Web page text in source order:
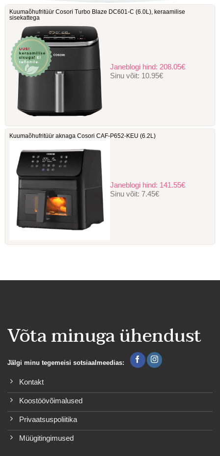
Kuumaõhufritüür Cosori Turbo Blaze DC601-C ‎(6.0L), keraamilise
sisekattega
Janeblogi hind: 208.05€
Sinu võit: 10.95€
Kuumaõhufritüür aknaga Cosori ‎CAF-P652-KEU (6.2L)
Janeblogi hind: 141.55€
Sinu võit: 7.45€
Võta minuga ühendust
Jälgi minu tegemeisi sotsiaalmeedias:
Kontakt
Koostöövõimalused
Privaatsuspoliitika
Müügitingimused